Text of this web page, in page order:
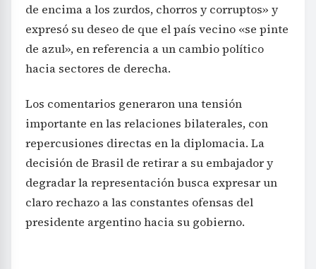
de encima a los zurdos, chorros y corruptos» y
expresó su deseo de que el país vecino «se pinte
de azul», en referencia a un cambio político
hacia sectores de derecha.
Los comentarios generaron una tensión
importante en las relaciones bilaterales, con
repercusiones directas en la diplomacia. La
decisión de Brasil de retirar a su embajador y
degradar la representación busca expresar un
claro rechazo a las constantes ofensas del
presidente argentino hacia su gobierno.